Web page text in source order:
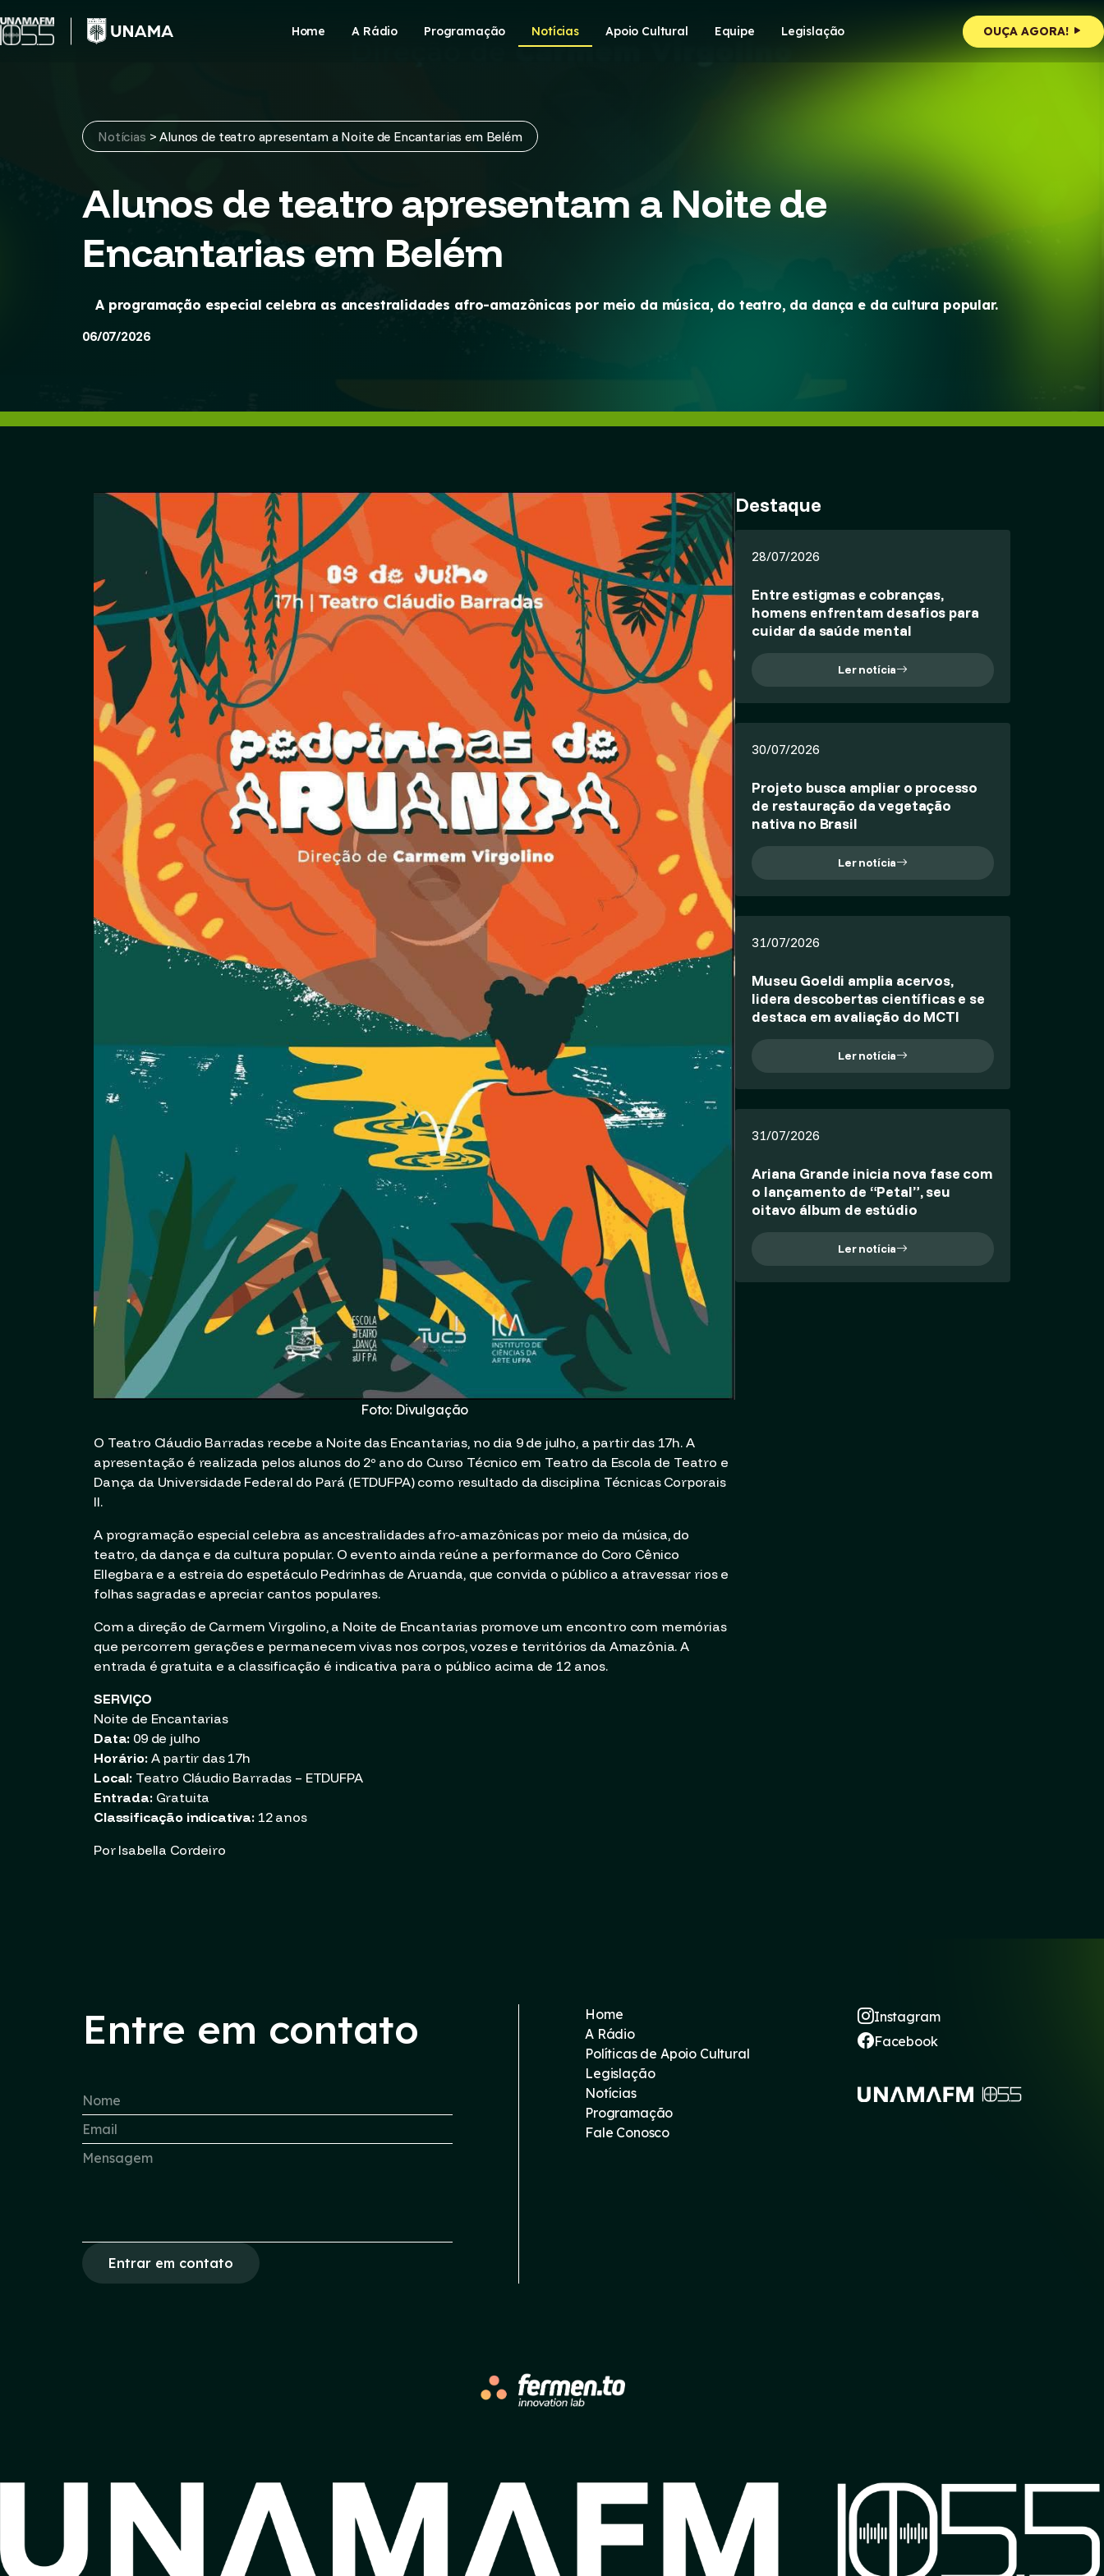
to
content
Home A Rádio Programação Notícias Apoio Cultural Equipe Legislação OUÇA AGORA!
Notícias >Alunos de teatro apresentam a Noite de Encantarias em Belém
Alunos de teatro apresentam a Noite de
Encantarias em Belém
A programação especial celebra as ancestralidades afro-amazônicas por meio da música, do teatro, da dança e da cultura popular.
06/07/2026
Foto: Divulgação
O Teatro Cláudio Barradas recebe a Noite das Encantarias, no dia 9 de julho, a partir das 17h. A
apresentação é realizada pelos alunos do 2º ano do Curso Técnico em Teatro da Escola de Teatro e
Dança da Universidade Federal do Pará (ETDUFPA) como resultado da disciplina Técnicas Corporais
II.
A programação especial celebra as ancestralidades afro-amazônicas por meio da música, do
teatro, da dança e da cultura popular. O evento ainda reúne a performance do Coro Cênico
Ellegbara e a estreia do espetáculo Pedrinhas de Aruanda, que convida o público a atravessar rios e
folhas sagradas e apreciar cantos populares.
Com a direção de Carmem Virgolino, a Noite de Encantarias promove um encontro com memórias
que percorrem gerações e permanecem vivas nos corpos, vozes e territórios da Amazônia. A
entrada é gratuita e a classificação é indicativa para o público acima de 12 anos.
SERVIÇO
Noite de Encantarias
Data: 09 de julho
Horário:A partir das 17h
Local: Teatro Cláudio Barradas – ETDUFPA
Entrada:Gratuita
Classificação indicativa: 12 anos
Por Isabella Cordeiro
Destaque
28/07/2026
Entre estigmas e cobranças,
homens enfrentam desafios para
cuidar da saúde mental
Ler notícia
30/07/2026
Projeto busca ampliar o processo
de restauração da vegetação
nativa no Brasil
Ler notícia
31/07/2026
Museu Goeldi amplia acervos,
lidera descobertas científicas e se
destaca em avaliação do MCTI
Ler notícia
31/07/2026
Ariana Grande inicia nova fase com
o lançamento de “Petal”, seu
oitavo álbum de estúdio
Ler notícia
Entre em contato
Entrar em contato
Home
A Rádio
Políticas de Apoio Cultural
Legislação
Notícias
Programação
Fale Conosco
Instagram
Facebook